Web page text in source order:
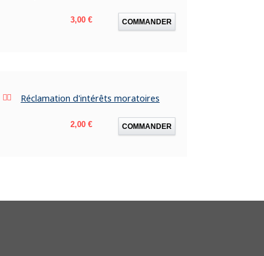
Prix
3,00 € COMMANDER
Réclamation d'intérêts moratoires
Prix
2,00 € COMMANDER